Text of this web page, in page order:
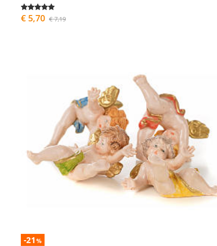
€ 5,70 € 7,19
-21 %